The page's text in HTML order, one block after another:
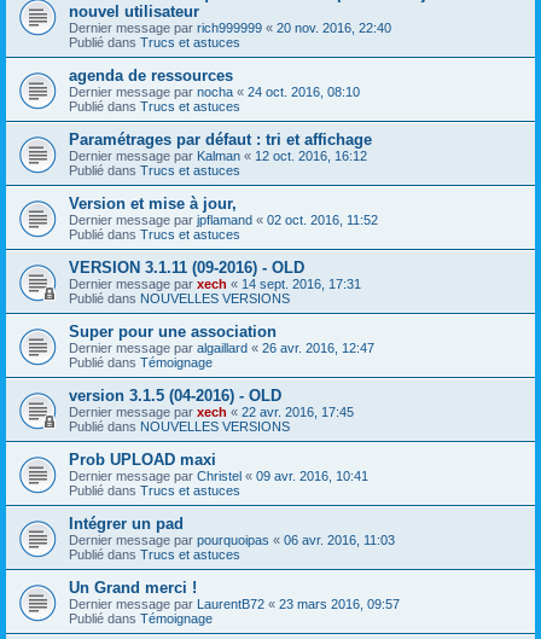
nouvel utilisateur
Dernier message par rich999999 « 20 nov. 2016, 22:40
Publié dans Trucs et astuces
agenda de ressources
Dernier message par nocha « 24 oct. 2016, 08:10
Publié dans Trucs et astuces
Paramétrages par défaut : tri et affichage
Dernier message par Kalman « 12 oct. 2016, 16:12
Publié dans Trucs et astuces
Version et mise à jour,
Dernier message par jpflamand « 02 oct. 2016, 11:52
Publié dans Trucs et astuces
VERSION 3.1.11 (09-2016) - OLD
Dernier message par xech « 14 sept. 2016, 17:31
Publié dans NOUVELLES VERSIONS
Super pour une association
Dernier message par algaillard « 26 avr. 2016, 12:47
Publié dans Témoignage
version 3.1.5 (04-2016) - OLD
Dernier message par xech « 22 avr. 2016, 17:45
Publié dans NOUVELLES VERSIONS
Prob UPLOAD maxi
Dernier message par Christel « 09 avr. 2016, 10:41
Publié dans Trucs et astuces
Intégrer un pad
Dernier message par pourquoipas « 06 avr. 2016, 11:03
Publié dans Trucs et astuces
Un Grand merci !
Dernier message par LaurentB72 « 23 mars 2016, 09:57
Publié dans Témoignage